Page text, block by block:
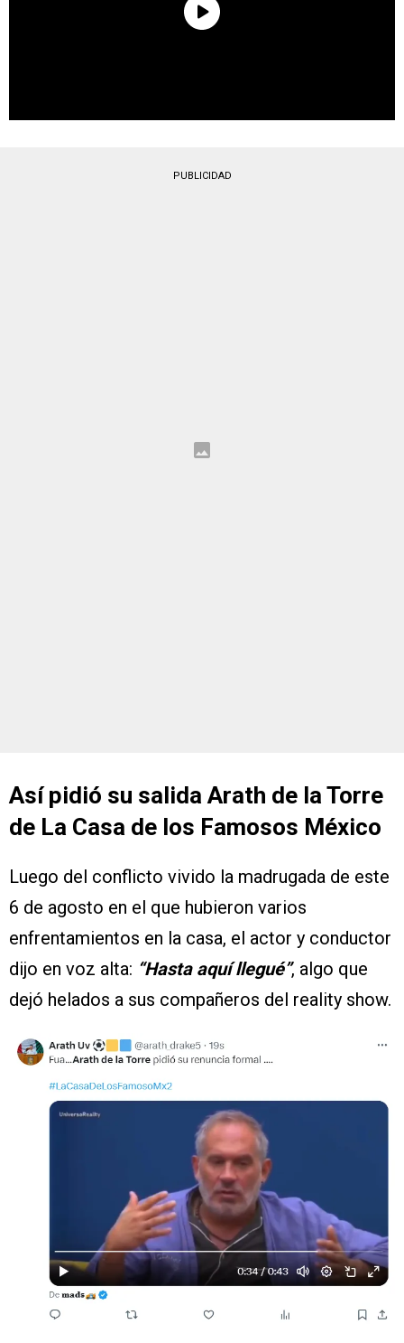
PUBLICIDAD
Así pidió su salida Arath de la Torre
de La Casa de los Famosos México
Luego del conflicto vivido la madrugada de este
6 de agosto en el que hubieron varios
enfrentamientos en la casa, el actor y conductor
dijo en voz alta: “Hasta aquí llegué”, algo que
dejó helados a sus compañeros del reality show.